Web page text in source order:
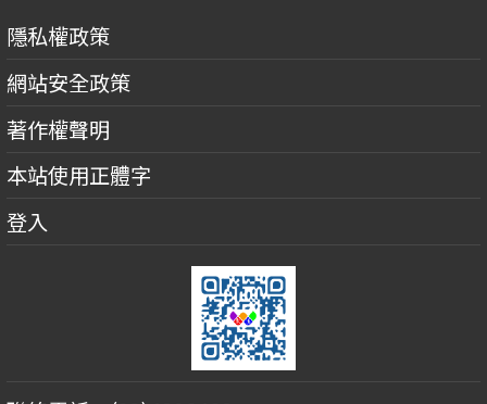
隱私權政策
網站安全政策
著作權聲明
本站使用正體字
登入